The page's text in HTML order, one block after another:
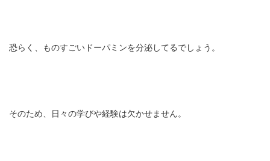
恐らく、ものすごいドーパミンを分泌してるでしょう。
そのため、日々の学びや経験は欠かせません。